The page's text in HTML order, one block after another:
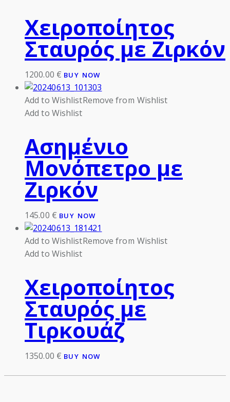
Χειροποίητος
Σταυρός με Ζιρκόν
1200.00 € BUY NOW
Add to WishlistRemove from Wishlist
Add to Wishlist
Ασημένιο
Μονόπετρο με
Ζιρκόν
145.00 € BUY NOW
Add to WishlistRemove from Wishlist
Add to Wishlist
Χειροποίητος
Σταυρός με
Τιρκουάζ
1350.00 € BUY NOW